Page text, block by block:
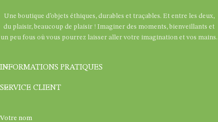
Une boutique d’objets éthiques, durables et traçables. Et entre les deux,
du plaisir, beaucoup de plaisir ! Imaginer des moments, bienveillants et
un peu fous où vous pourrez laisser aller votre imagination et vos mains.
INFORMATIONS PRATIQUES
SERVICE CLIENT
Votre nom